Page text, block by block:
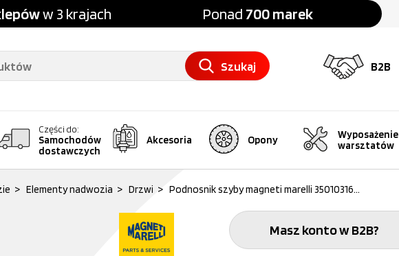
w 3 krajach Ponad 700 marek
B2B
Szukaj
Części do:
Samochodów
dostawczych
Akcesoria Opony
Wyposażenie
warsztatów
> Elementy nadwozia > Drzwi > Podnosnik szyby magneti marelli 35010316...
Masz konto w B2B?